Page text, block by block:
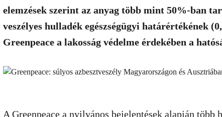
elemzések szerint az anyag több mint 50%-ban
veszélyes hulladék egészségügyi határértékének
Greenpeace a lakosság védelme érdekében a
A Greenpeace a nyilvános bejelentések alapján